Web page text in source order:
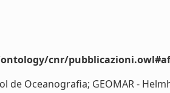
cnr/
de Oceanografia; GEOMAR -